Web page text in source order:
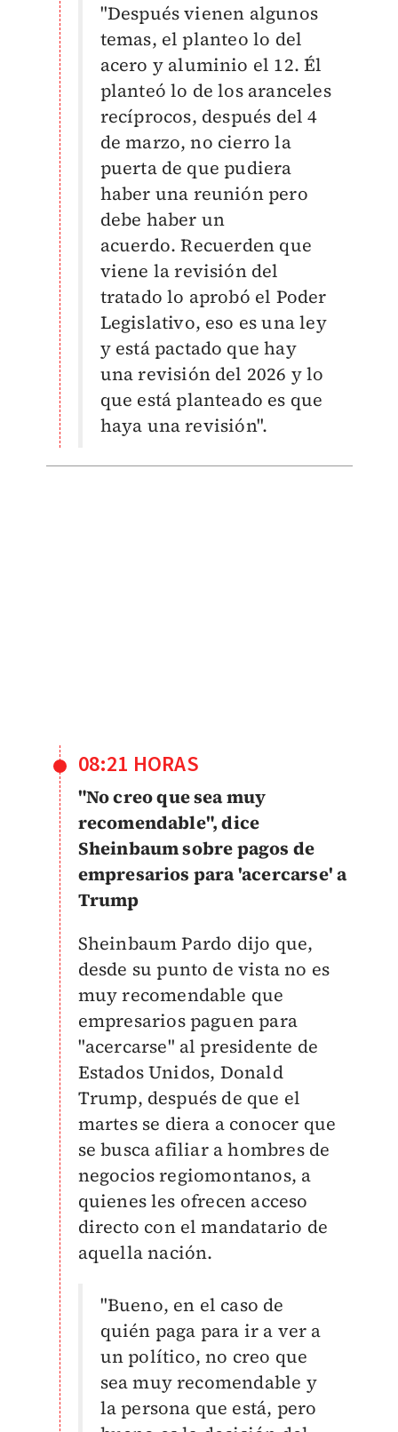
"Después vienen algunos
temas, el planteo lo del
acero y aluminio el 12. Él
planteó lo de los aranceles
recíprocos, después del 4
de marzo, no cierro la
puerta de que pudiera
haber una reunión pero
debe haber un
acuerdo.Recuerden que
viene la revisión del
tratado lo aprobó el Poder
Legislativo, eso es una ley
y está pactado que hay
una revisión del 2026 y lo
que está planteado es que
haya una revisión".
08:21 HORAS
"No creo que sea muy
recomendable", dice
Sheinbaum sobre pagos de
empresarios para 'acercarse' a
Trump
Sheinbaum Pardo dijo que,
desde su punto de vista no es
muy recomendable que
empresarios paguen para
"acercarse" al presidente de
Estados Unidos, Donald
Trump, después de que el
martes se diera a conocer que
sebusca afiliar a hombres de
negocios regiomontanos, a
quienes les ofrecen acceso
directo con el mandatario de
aquella nación.
"Bueno, en el caso de
quién paga para ir a ver a
un político, no creo que
sea muy recomendable y
la persona que está, pero